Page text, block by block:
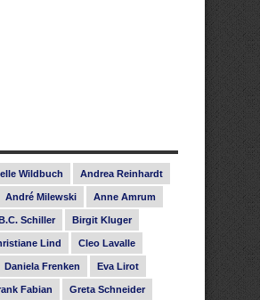
Wildbuch Andrea Reinhardt
André Milewski Anne Amrum
Schiller Birgit Kluger
Lind Cleo Lavalle
Daniela Frenken Eva Lirot
Fabian Greta Schneider